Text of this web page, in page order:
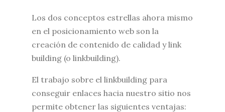
Los dos conceptos estrellas ahora mismo
en el posicionamiento web son la
creación de contenido de calidad y link
building (o linkbuilding).
El trabajo sobre el linkbuilding para
conseguir enlaces hacia nuestro sitio nos
permite obtener las siguientes ventajas: